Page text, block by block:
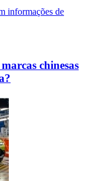
informações de
chinesas